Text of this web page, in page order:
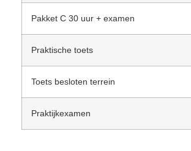
Pakket C 30 uur + examen
Praktische toets
Toets besloten terrein
Praktijkexamen